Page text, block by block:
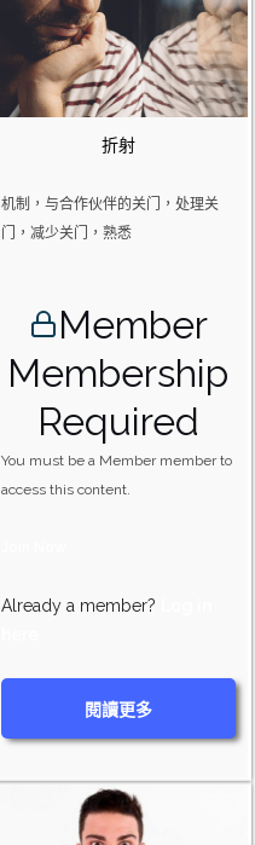
折射
机制，与合作伙伴的关门，处理关
门，减少关门，熟悉
Member
Membership
Required
You must be a Member member to
access this content.
Already a member?
閱讀更多